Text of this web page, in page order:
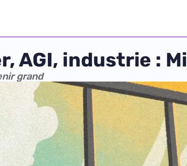
AGI, industrie :
grand